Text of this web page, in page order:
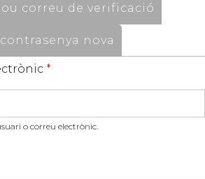
correu de verificació
nova
*
o correu electrònic.